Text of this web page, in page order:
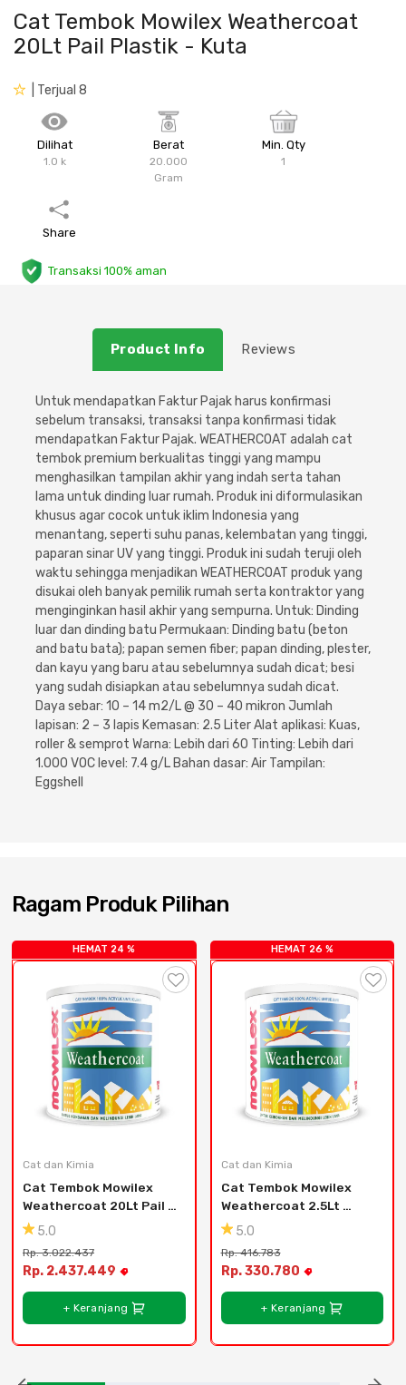
Plafon & Partisi
Aksesoris Dapur
Peralatan & Perkakas
Scaffolding
Cat dan Kimia
Saniter
Material Alam
Produk Pracetak
Besi Profil & Baja
Sistem Elektrikal
Lampu & Listrik
Cat Tembok Mowilex Weathercoat
20Lt Pail Plastik - Kuta
| Terjual 8
Dilihat
1.0 k
Berat
20.000
Gram
Min. Qty
1
Share
Transaksi 100% aman
Product Info Reviews
Untuk mendapatkan Faktur Pajak harus konfirmasi
sebelum transaksi, transaksi tanpa konfirmasi tidak
mendapatkan Faktur Pajak. WEATHERCOAT adalah cat
tembok premium berkualitas tinggi yang mampu
menghasilkan tampilan akhir yang indah serta tahan
lama untuk dinding luar rumah. Produk ini diformulasikan
khusus agar cocok untuk iklim Indonesia yang
menantang, seperti suhu panas, kelembatan yang tinggi,
paparan sinar UV yang tinggi. Produk ini sudah teruji oleh
waktu sehingga menjadikan WEATHERCOAT produk yang
disukai oleh banyak pemilik rumah serta kontraktor yang
menginginkan hasil akhir yang sempurna. Untuk: Dinding
luar dan dinding batu Permukaan: Dinding batu (beton
and batu bata); papan semen fiber; papan dinding, plester,
dan kayu yang baru atau sebelumnya sudah dicat; besi
yang sudah disiapkan atau sebelumnya sudah dicat.
Daya sebar: 10 – 14 m2/L @ 30 – 40 mikron Jumlah
lapisan: 2 – 3 lapis Kemasan: 2.5 Liter Alat aplikasi: Kuas,
roller & semprot Warna: Lebih dari 60 Tinting: Lebih dari
1.000 VOC level: 7.4 g/L Bahan dasar: Air Tampilan:
Eggshell
Ragam Produk Pilihan
HEMAT 24 %
Cat dan Kimia
Cat Tembok Mowilex
Weathercoat 20Lt Pail
Plastik - Candi
5.0
Rp. 3.022.437
Rp. 2.437.449
+ Keranjang
HEMAT 26 %
Cat dan Kimia
Cat Tembok Mowilex
Weathercoat 2.5Lt
Galon Plastik - Lake
5.0
Rp. 416.783
Rp. 330.780
+ Keranjang